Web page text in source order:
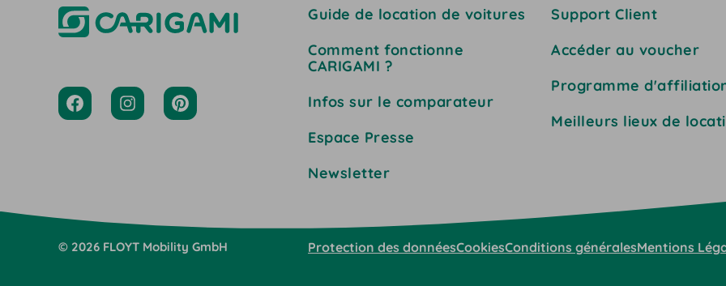
Guide de location de voitures
Comment fonctionne
CARIGAMI ?
Infos sur le comparateur
Espace Presse
Newsletter
Support Client
Accéder au voucher
Programme
Meilleurs lieux de
Protection des donnéesCookiesConditions généralesMentions
© 2026 FLOYT Mobility GmbH